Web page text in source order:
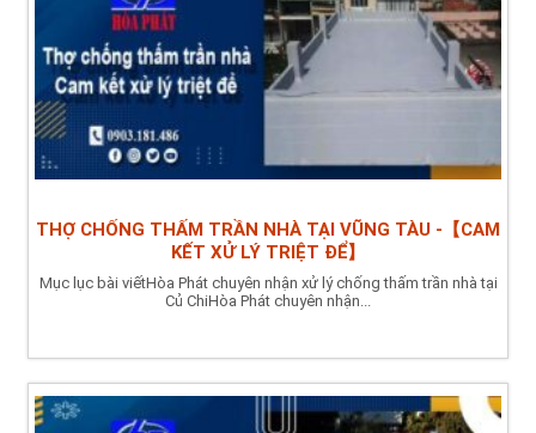
THỢ CHỐNG THẤM TRẦN NHÀ TẠI VŨNG TÀU -【CAM
KẾT XỬ LÝ TRIỆT ĐỂ】
Mục lục bài viếtHòa Phát chuyên nhận xử lý chống thấm trần nhà tại
Củ ChiHòa Phát chuyên nhận...